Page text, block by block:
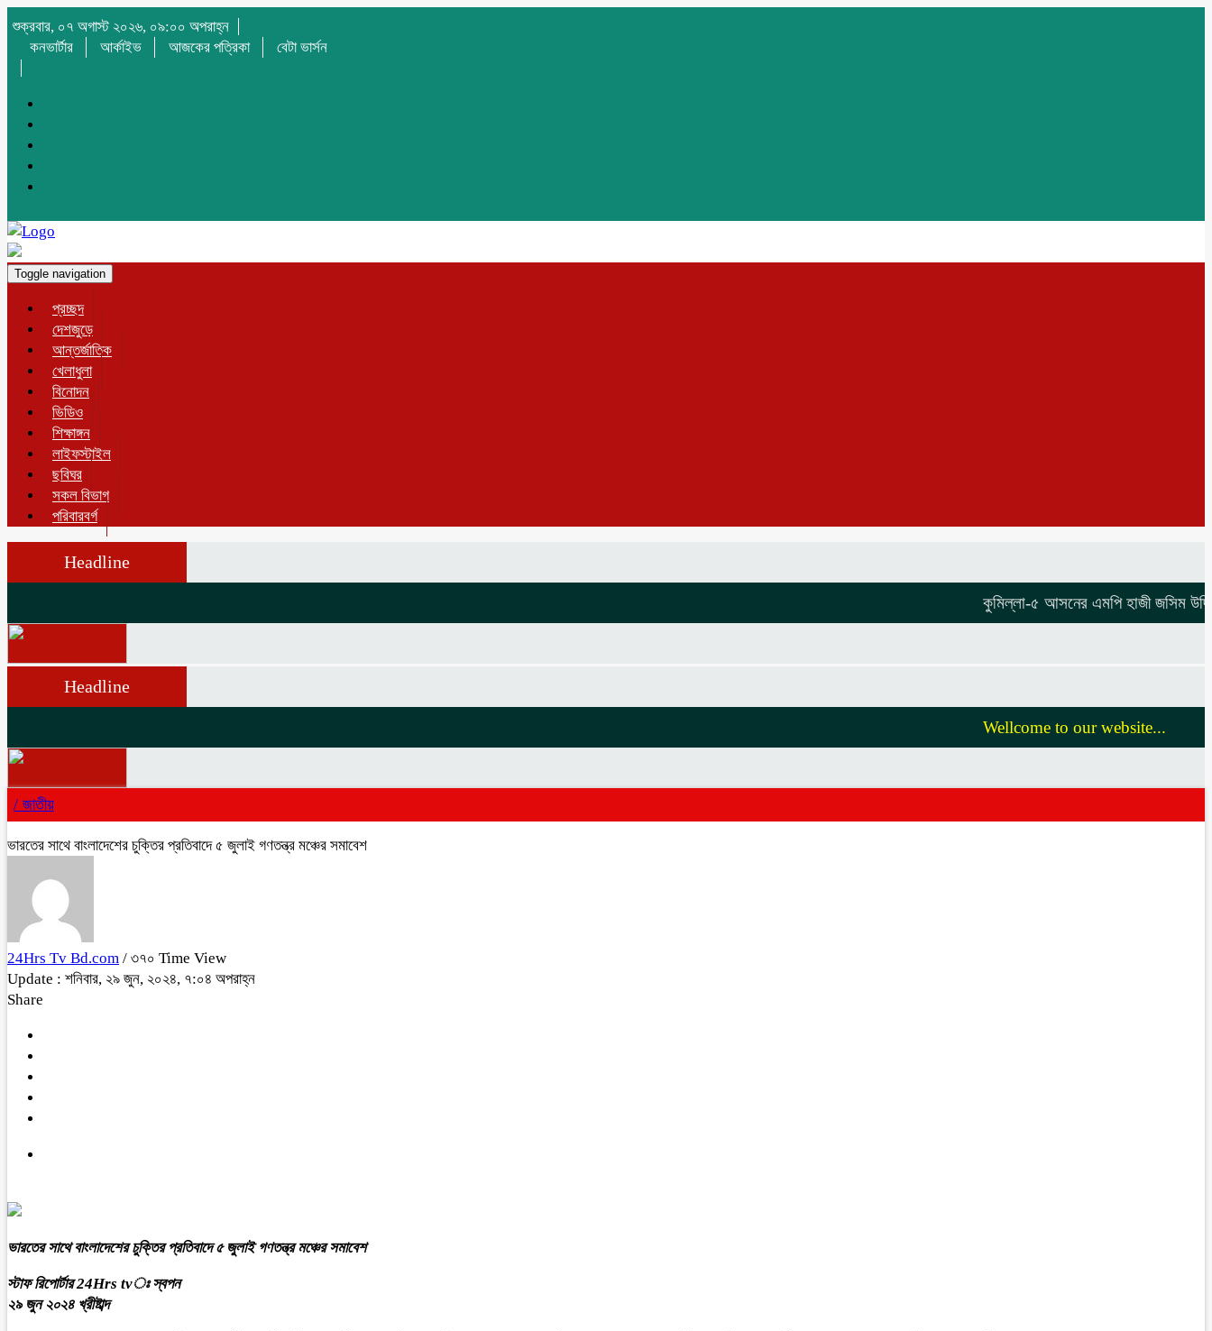
শুক্রবার, ০৭ অগাস্ট ২০২৬, ০৯:০০ অপরাহ্ন
কনভার্টার
আর্কাইভ আজকের পত্রিকা বেটা ভার্সন
Toggle navigation
প্রচ্ছদ
দেশজুড়ে
আন্তর্জাতিক
খেলাধুলা
বিনোদন
ভিডিও
শিক্ষাঙ্গন
লাইফস্টাইল
ছবিঘর
সকল বিভাগ
পরিবারবর্গ
Headline
কুমিল্লা-৫ আসনের এমপি হাজী জসিম উদ্দিনকে
Headline
Wellcome to our website...
/ জাতীয়
ভারতের সাথে বাংলাদেশের চুক্তির প্রতিবাদে ৫ জুলাই গণতন্ত্র মঞ্চের সমাবেশ
24Hrs Tv Bd.com / ৩৭০ Time View
Update : শনিবার, ২৯ জুন, ২০২৪, ৭:০৪ অপরাহ্ন
Share
ভারতের সাথে বাংলাদেশের চুক্তির প্রতিবাদে ৫ জুলাই গণতন্ত্র মঞ্চের সমাবেশ
স্টাফ রিপোর্টার 24Hrs tvঃ স্বপন
২৯ জুন ২০২৪ খ্রীষ্টাব্দ